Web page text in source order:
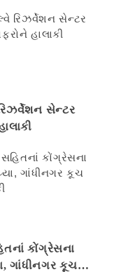
સેન્ટર
કોંગ્રેસના
ગાંધીનગર કૂચ